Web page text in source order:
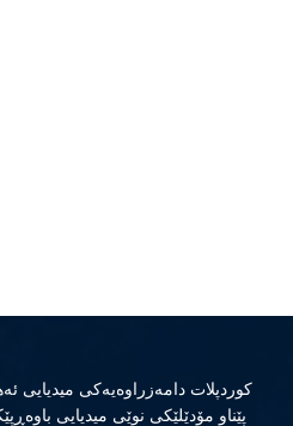
كوردپلات دامەزراوەیەكی میدیایی
پێناو مۆدێلێكی نوێی میدیایی